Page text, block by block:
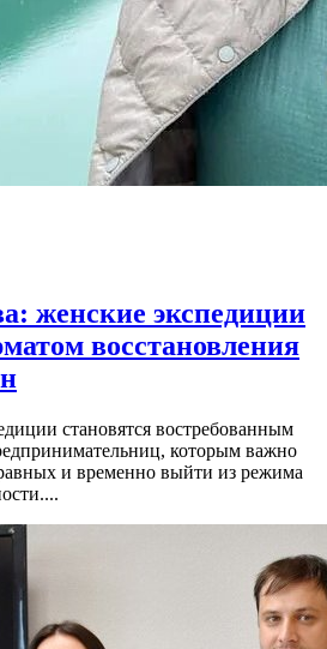
женские экспедиции
восстановления
становятся востребованным
которым важно
и временно выйти из режима